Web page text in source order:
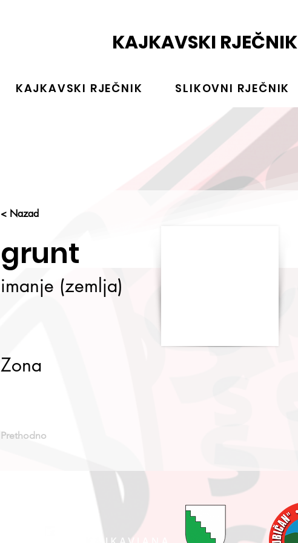
KAJKAVSKI RJEČNIK
KAJKAVSKI RJEČNIK SLIKOVNI RJEČNIK
< Nazad
grunt
imanje (zemlja)
Zona
Prethodno